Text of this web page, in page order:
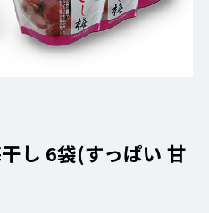
し 6袋(すっぱい 甘